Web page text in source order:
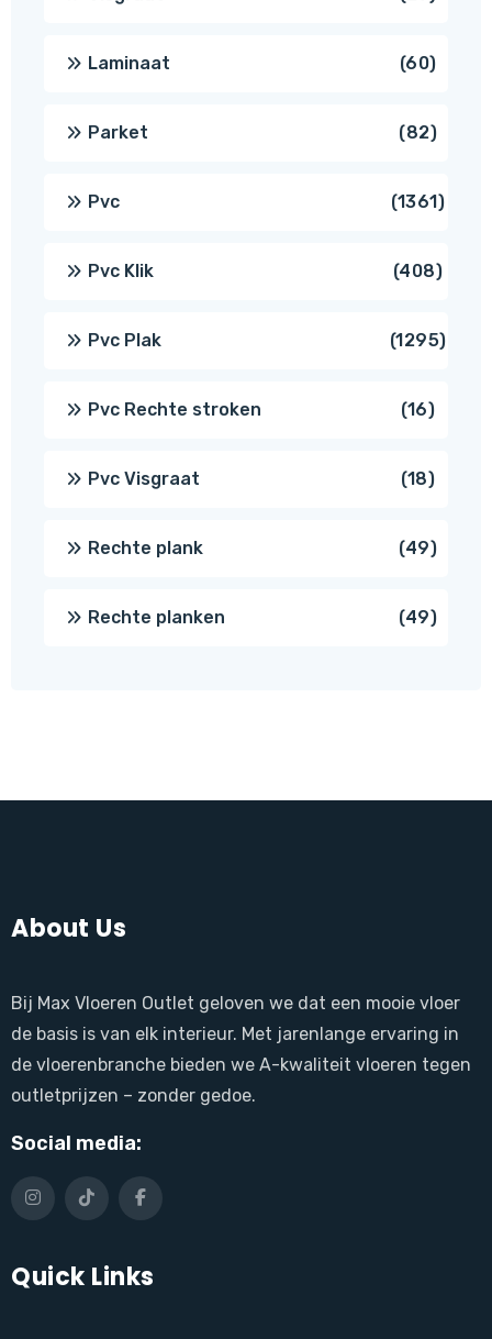
Laminaat 6060
Parket 8282
Pvc 13611361
Pvc Klik 408408
Pvc Plak 12951295
Pvc Rechte stroken 1616
Pvc Visgraat 1818
Rechte plank 4949
Rechte planken 4949
About Us
Bij Max Vloeren Outlet geloven we dat een mooie vloer
de basis is van elk interieur. Met jarenlange ervaring in
de vloerenbranche bieden we A-kwaliteit vloeren tegen
outletprijzen – zonder gedoe.
Social media:
Quick Links